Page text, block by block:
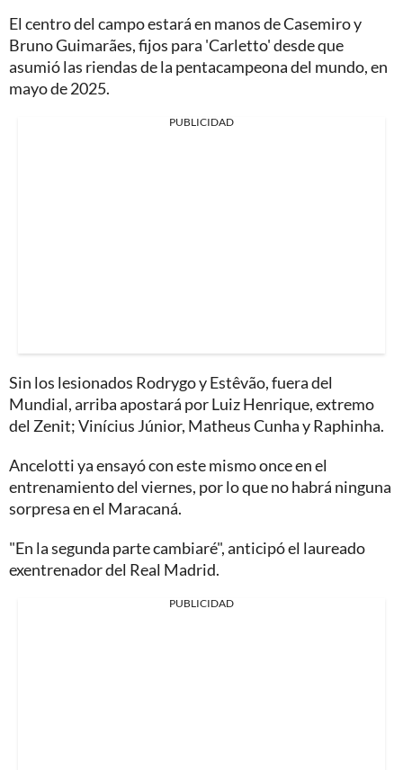
El centro del campo estará en manos de Casemiro y
Bruno Guimarães, fijos para 'Carletto' desde que
asumió las riendas de la pentacampeona del mundo, en
mayo de 2025.
PUBLICIDAD
Sin los lesionados Rodrygo y Estêvão, fuera del
Mundial, arriba apostará por Luiz Henrique, extremo
del Zenit; Vinícius Júnior, Matheus Cunha y Raphinha.
Ancelotti ya ensayó con este mismo once en el
entrenamiento del viernes, por lo que no habrá ninguna
sorpresa en el Maracaná.
"En la segunda parte cambiaré", anticipó el laureado
exentrenador del Real Madrid.
PUBLICIDAD